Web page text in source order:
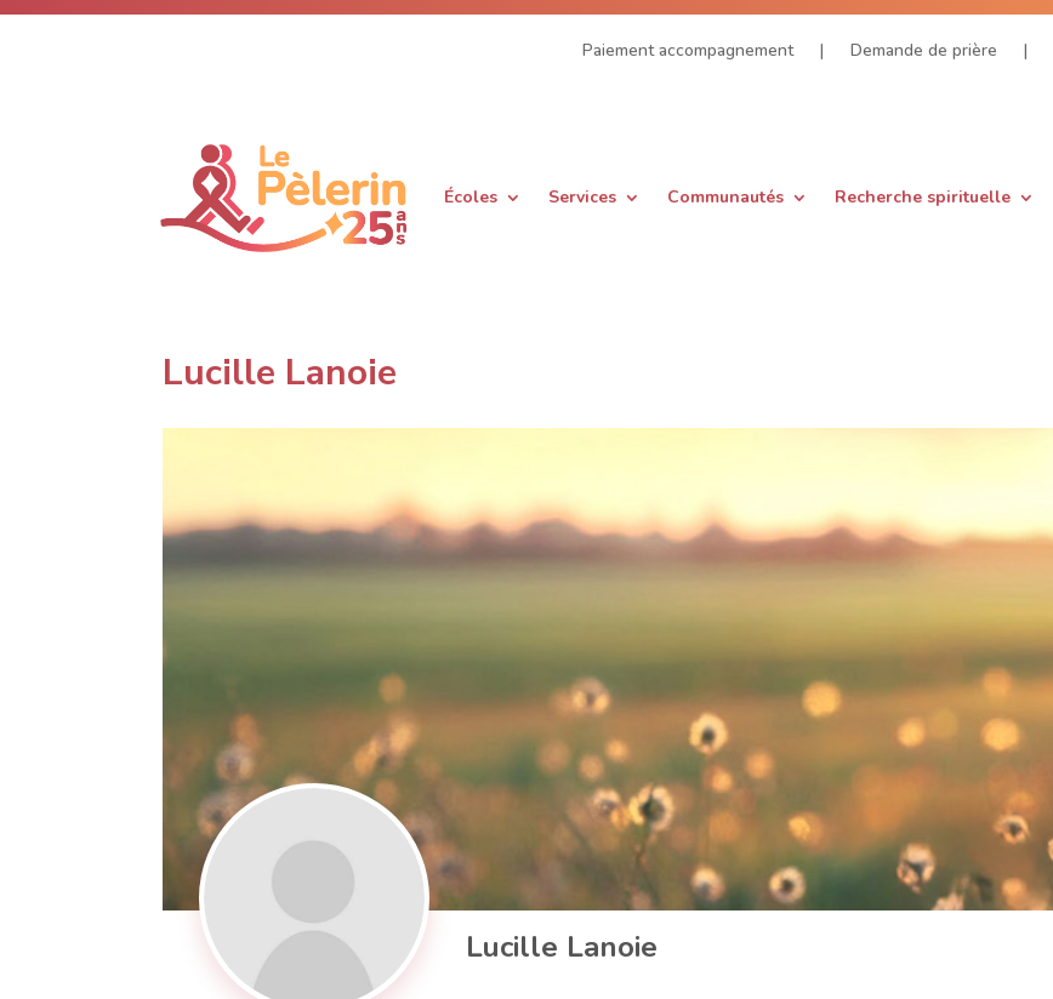
Paiement accompagnement | Demande de prière |
Écoles Services Communautés Recherche spirituelle
Lucille Lanoie
Lucille Lanoie